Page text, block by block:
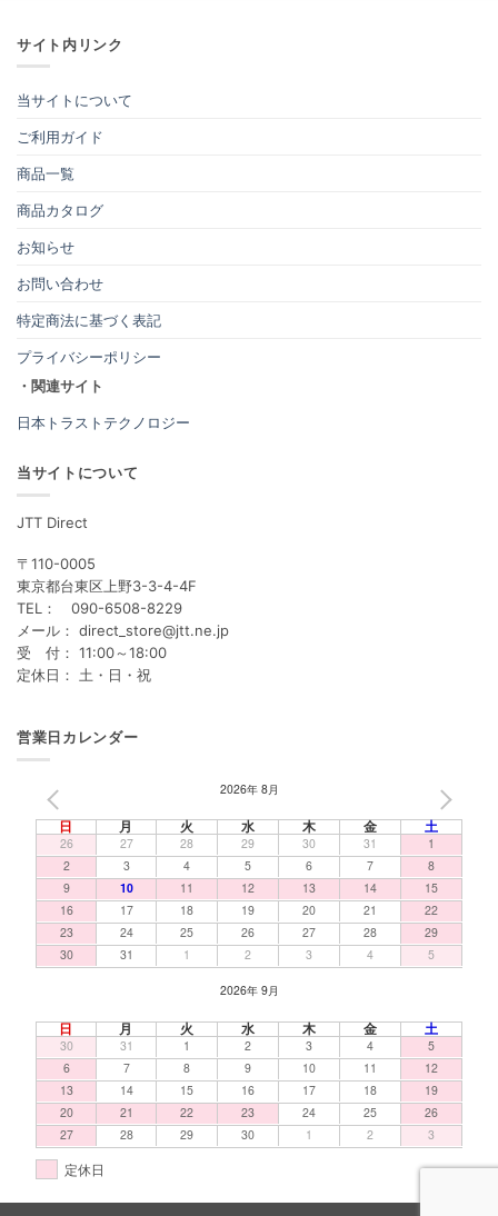
サイト内リンク
当サイトについて
ご利用ガイド
商品一覧
商品カタログ
お知らせ
お問い合わせ
特定商法に基づく表記
プライバシーポリシー
・関連サイト
日本トラストテクノロジー
当サイトについて
JTT Direct
〒110-0005
東京都台東区上野3-3-4-4F
TEL： 090-6508-8229
メール： direct_store@jtt.ne.jp
受 付： 11:00～18:00
定休日： 土・日・祝
営業日カレンダー
2026年 8月
日 月 火 水 木 金 土
26 27 28 29 30 31
1
2
3 4 5 6 7
8
9
10 11 12 13 14
15
16
17 18 19 20 21
22
23
24 25 26 27 28
29
30
31 1 2 3 4 5
2026年 9月
日 月 火 水 木 金 土
30 31 1 2 3 4
5
6
7 8 9 10 11
12
13
14 15 16 17 18
19
20
21 22 23 24 25
26
27
28 29 30 1 2 3
定休日